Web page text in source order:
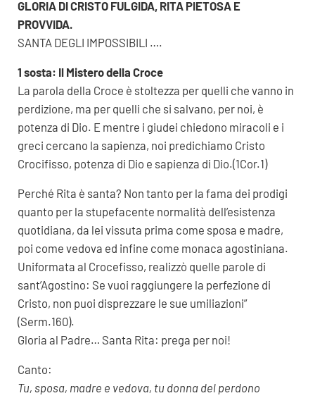
GLORIA DI CRISTO FULGIDA, RITA PIETOSA E
PROVVIDA.
SANTA DEGLI IMPOSSIBILI ….
1 sosta: Il Mistero della Croce
La parola della Croce è stoltezza per quelli che vanno in
perdizione, ma per quelli che si salvano, per noi, è
potenza di Dio. E mentre i giudei chiedono miracoli e i
greci cercano la sapienza, noi predichiamo Cristo
Crocifisso, potenza di Dio e sapienza di Dio.(1Cor.1)
Perché Rita è santa? Non tanto per la fama dei prodigi
quanto per la stupefacente normalità dell’esistenza
quotidiana, da lei vissuta prima come sposa e madre,
poi come vedova ed infine come monaca agostiniana.
Uniformata al Crocefisso, realizzò quelle parole di
sant’Agostino: Se vuoi raggiungere la perfezione di
Cristo, non puoi disprezzare le sue umiliazioni”
(Serm.160).
Gloria al Padre… Santa Rita: prega per noi!
Canto:
Tu, sposa, madre e vedova, tu donna del perdono